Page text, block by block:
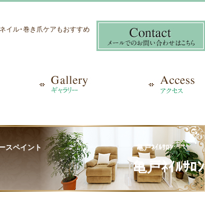
イル･巻き爪ケアもおすすめ
&レースペイント 亀戸ﾈｲﾙｻﾛﾝ
ント 亀戸ﾈｲﾙｻﾛﾝ